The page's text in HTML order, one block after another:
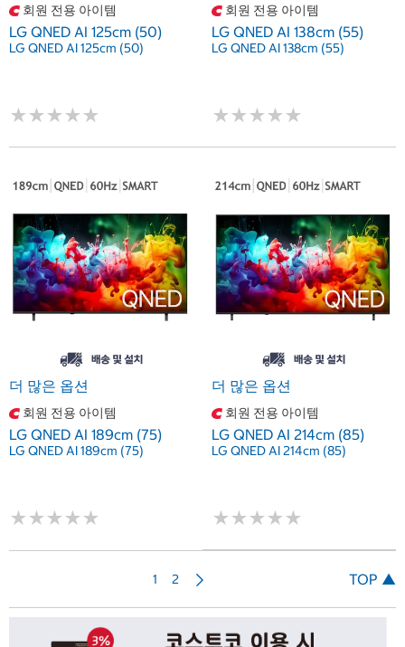
회원 전용 아이템
LG QNED AI 125cm (50)
LG QNED AI 125cm (50)
★★★★★
★★★★★
회원 전용 아이템
LG QNED AI 138cm (55)
LG QNED AI 138cm (55)
★★★★★
★★★★★
더 많은 옵션
회원 전용 아이템
LG QNED AI 189cm (75)
LG QNED AI 189cm (75)
★★★★★
★★★★★
더 많은 옵션
회원 전용 아이템
LG QNED AI 214cm (85)
LG QNED AI 214cm (85)
★★★★★
★★★★★
1 2 TOP ▲